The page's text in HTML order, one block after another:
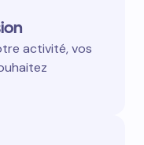
activité, vos